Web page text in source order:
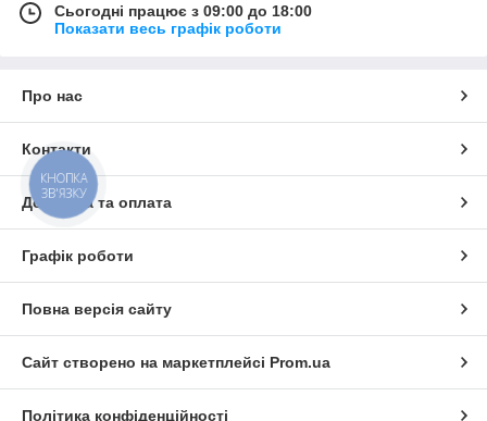
Сьогодні працює з 09:00 до 18:00
Показати весь графік роботи
Про нас
Контакти
Доставка та оплата
Графік роботи
Повна версія сайту
Сайт створено на маркетплейсі Prom.ua
Політика конфіденційності
КНОПКА
ЗВ'ЯЗКУ